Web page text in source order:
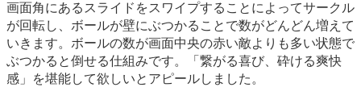
画面角にあるスライドをスワイプすることによってサークル
が回転し、ボールが壁にぶつかることで数がどんどん増えて
いきます。ボールの数が画面中央の赤い敵よりも多い状態で
ぶつかると倒せる仕組みです。「繋がる喜び、砕ける爽快
感」を堪能して欲しいとアピールしました。